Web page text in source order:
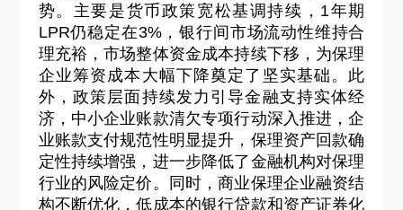
势。主要是货币政策宽松基调持续，1年期
LPR仍稳定在3%，银行间市场流动性维持合
理充裕，市场整体资金成本持续下移，为保理
企业筹资成本大幅下降奠定了坚实基础。此
外，政策层面持续发力引导金融支持实体经
济，中小企业账款清欠专项行动深入推进，企
业账款支付规范性明显提升，保理资产回款确
定性持续增强，进一步降低了金融机构对保理
行业的风险定价。同时，商业保理企业融资结
构不断优化，低成本的银行贷款和资产证券化